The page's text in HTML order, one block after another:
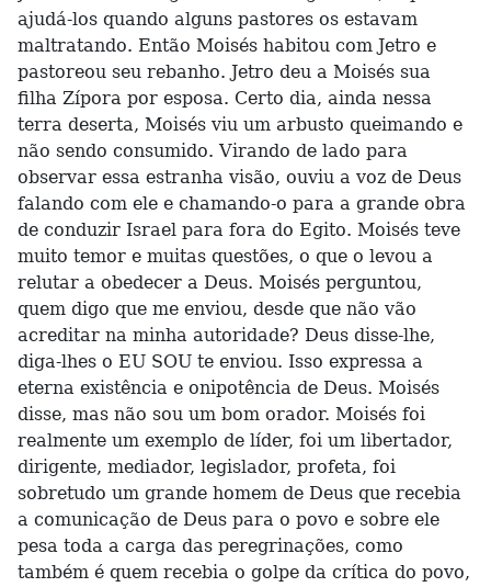
ajudá-los quando alguns pastores os estavam
maltratando. Então Moisés habitou com Jetro e
pastoreou seu rebanho. Jetro deu a Moisés sua
filha Zípora por esposa. Certo dia, ainda nessa
terra deserta, Moisés viu um arbusto queimando e
não sendo consumido. Virando de lado para
observar essa estranha visão, ouviu a voz de Deus
falando com ele e chamando-o para a grande obra
de conduzir Israel para fora do Egito. Moisés teve
muito temor e muitas questões, o que o levou a
relutar a obedecer a Deus. Moisés perguntou,
quem digo que me enviou, desde que não vão
acreditar na minha autoridade? Deus disse-lhe,
diga-lhes o EU SOU te enviou. Isso expressa a
eterna existência e onipotência de Deus. Moisés
disse, mas não sou um bom orador. Moisés foi
realmente um exemplo de líder, foi um libertador,
dirigente, mediador, legislador, profeta, foi
sobretudo um grande homem de Deus que recebia
a comunicação de Deus para o povo e sobre ele
pesa toda a carga das peregrinações, como
também é quem recebia o golpe da crítica do povo,